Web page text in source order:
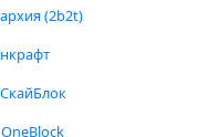
(2b2t)